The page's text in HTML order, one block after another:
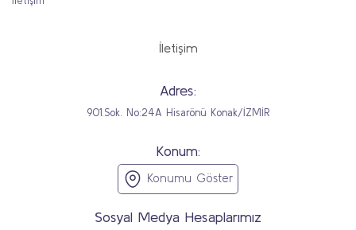
İletişim
Adres:
901.Sok. No:24A Hisarönü Konak/İZMİR
Konum:
Konumu Göster
Sosyal Medya Hesaplarımız